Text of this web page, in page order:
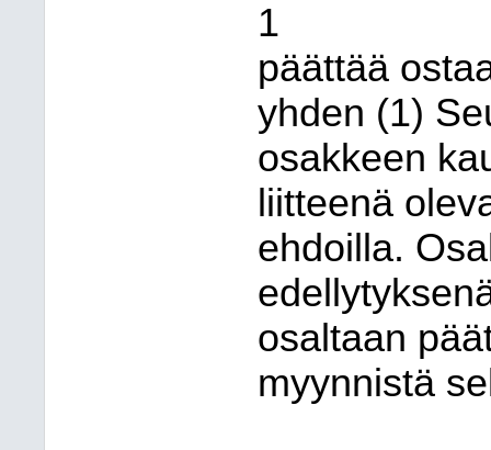
1
päättää
yhden (1)
osakkeen
liitteenä
ehdoilla.
osaltaan
myynnistä